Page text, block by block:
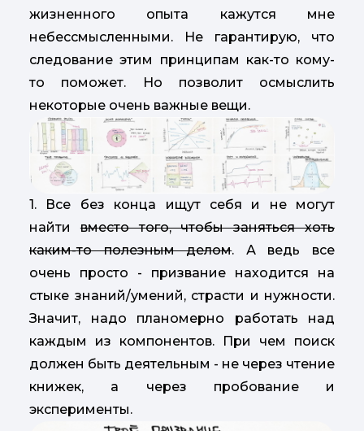
жизненного опыта кажутся мне
небессмысленными. Не гарантирую, что
следование этим принципам как-то кому-
то поможет. Но позволит осмыслить
некоторые очень важные вещи.
1. Все без конца ищут себя и не могут
найтивместо того, чтобы заняться хоть
каким-то полезным делом. А ведь все
очень просто - призвание находится на
стыке знаний/умений, страсти и нужности.
Значит, надо планомерно работать над
каждым из компонентов. При чем поиск
должен быть деятельным - не через чтение
книжек, а через пробование и
эксперименты.